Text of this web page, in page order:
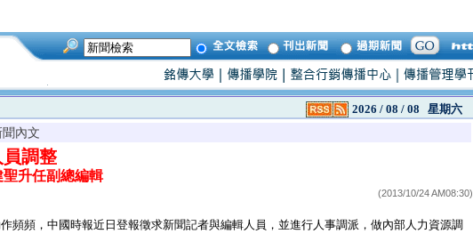
2026 / 08 / 08 星期六
內文
調整
升任副總編輯
(2013/10/24 AM08:30)
頻頻，中國時報近日登報徵求新聞記者與編輯人員，並進行人事調派，做內部人力資源調